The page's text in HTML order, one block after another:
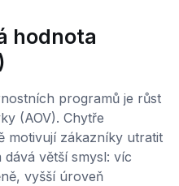
hodnota
programů je růst
(AOV). Chytře
motivují zákazníky utratit
větší smysl: víc
vyšší úroveň